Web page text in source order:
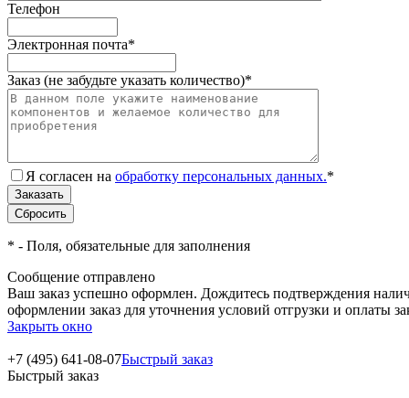
Телефон
Электронная почта*
Заказ (не забудьте указать количество)*
Я согласен на обработку персональных данных.*
* - Поля, обязательные для заполнения
Сообщение отправлено
Ваш заказ успешно оформлен. Дождитесь подтверждения
оформлении заказ для уточнения условий отгрузки и оплаты
Закрыть окно
+7 (495) 641-08-07Быстрый заказ
Быстрый заказ